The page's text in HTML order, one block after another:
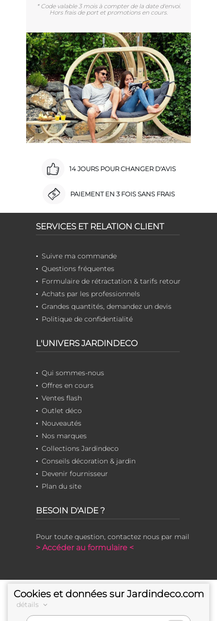
* Code valable 3 mois à compter de la date d'envoi.
Hors frais de port et promotions en cours.
14 JOURS POUR CHANGER D'AVIS
PAIEMENT EN 3 FOIS SANS FRAIS
SERVICES ET RELATION CLIENT
Suivre ma commande
Questions fréquentes
Formulaire de rétractation & tarifs retour
Achats par les professionnels
Grandes quantités, demandez un devis
Politique de confidentialité
L'UNIVERS JARDINDECO
Qui sommes-nous
Offres en cours
Ventes flash
Outlet déco
Nouveautés
Nos marques
Collections Jardindeco
Conseils décoration & jardin
Devenir fournisseur
Plan du site
BESOIN D'AIDE ?
Pour toute question, contactez nous par mail
> Accéder au formulaire <
Cookies et données sur Jardindeco.com
détails